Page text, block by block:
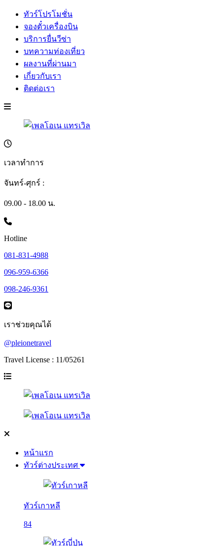
ทัวร์โปรโมชั่น
จองตั๋วเครื่องบิน
บริการยื่นวีซ่า
บทความท่องเที่ยว
ผลงานที่ผ่านมา
เกี่ยวกับเรา
ติดต่อเรา
เวลาทำการ
จันทร์-ศุกร์ :
09.00 - 18.00 น.
Hotline
081-831-4988
096-959-6366
098-246-9361
เราช่วยคุณได้
@pleionetravel
Travel License : 11/05261
หน้าแรก
ทัวร์ต่างประเทศ
ทัวร์เกาหลี
84